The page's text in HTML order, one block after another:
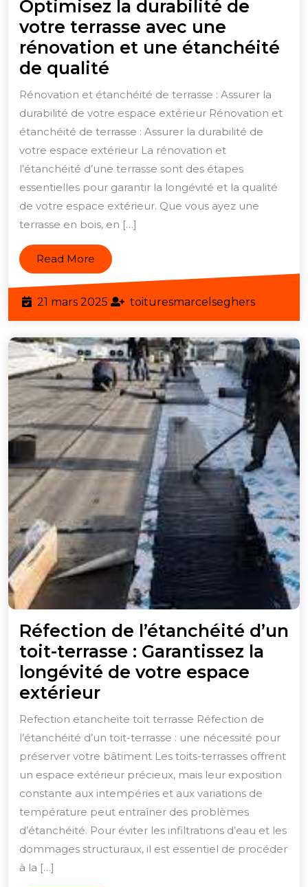
Optimisez la durabilité de
votre terrasse avec une
rénovation et une étanchéité
de qualité
la
durabilité
de
votre
terrasse
avec
une
rénovation
et
une
étanchéité
qualité
Rénovation et étanchéité de terrasse : Assurer la
durabilité de votre espace extérieur Rénovation et
étanchéité de terrasse : Assurer la durabilité de
votre espace extérieur La rénovation et
l’étanchéité d’une terrasse sont des étapes
essentielles pour garantir la longévité et la qualité
de votre espace extérieur. Que vous ayez une
terrasse en bois, en […]
Read More Read
More
21 mars 2025 21
mars
2025
toituresmarcelseghers
Réfection de l’étanchéité d’un
toit-terrasse : Garantissez la
longévité de votre espace
extérieurRéfection
de
l’étanchéité
d’un
toit-
terrasse
:
Garantissez
la
Refection etancheite toit terrasse Réfection de
l’étanchéité d’un toit-terrasse : une nécessité pour
préserver votre bâtiment Les toits-terrasses offrent
un espace extérieur précieux, mais leur exposition
constante aux intempéries et aux variations de
température peut entraîner des problèmes
d’étanchéité. Pour éviter les infiltrations d’eau et les
dommages structuraux, il est essentiel de procéder
à la […]